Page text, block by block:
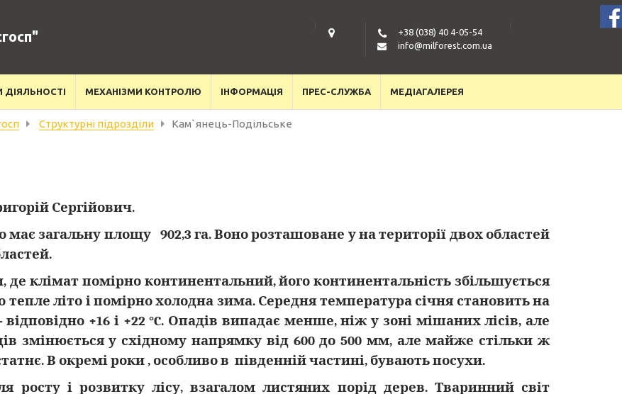
+38 (038) 40 4-05-54
info@milforest.com.ua
ДІЯЛЬНОСТІ МЕХАНІЗМИ КОНТРОЛЮ ІНФОРМАЦІЯ ПРЕС-СЛУЖБА МЕДІАГАЛЕРЕЯ
Структурні підрозділи
Кам`янець-Подільське
Сергійович.
має загальну площу 902,3 га. Воно розташоване у на території двох областей
де клімат помірно континентальний, його континентальність збільшується
літо і помірно холодна зима. Середня температура січня становить на
відповідно +16 і +22 °C. Опадів випадає менше, ніж у зоні мішаних лісів, але
змінюється у східному напрямку від 600 до 500 мм, але майже стільки ж
В окремі роки , особливо в південній частині, бувають посухи.
росту і розвитку лісу, взагалом листяних порід дерев. Тваринний світ